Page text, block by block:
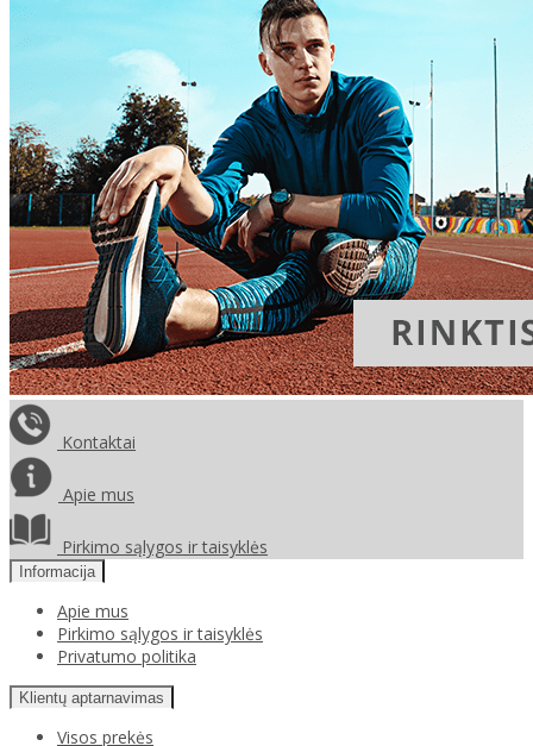
Kontaktai
Apie mus
Pirkimo sąlygos ir taisyklės
Informacija
Apie mus
Pirkimo sąlygos ir taisyklės
Privatumo politika
Klientų aptarnavimas
Visos prekės